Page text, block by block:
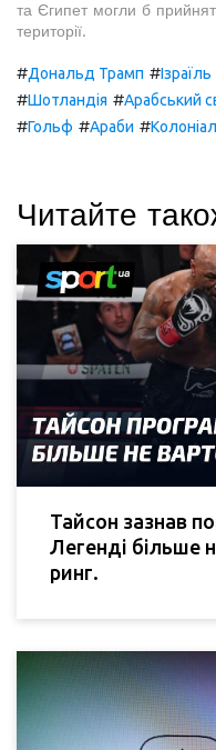
та Єгипет могли б
території.
#Дональд Трамп #Ізраїль
#Шотландія #Арабський
#Гольф #Араби #
Читайте
Тайсон зазнав
Легенді більше
ринг.